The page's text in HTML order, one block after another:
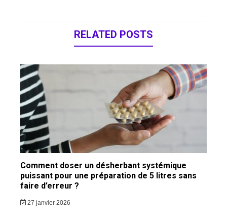
RELATED POSTS
Comment doser un désherbant systémique
puissant pour une préparation de 5 litres sans
faire d’erreur ?
27 janvier 2026